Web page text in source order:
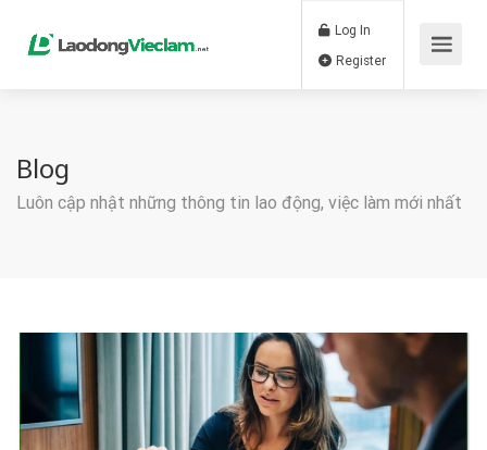
Log In
Blog
Luôn cập nhật những thông tin lao động, việc làm mới nhất